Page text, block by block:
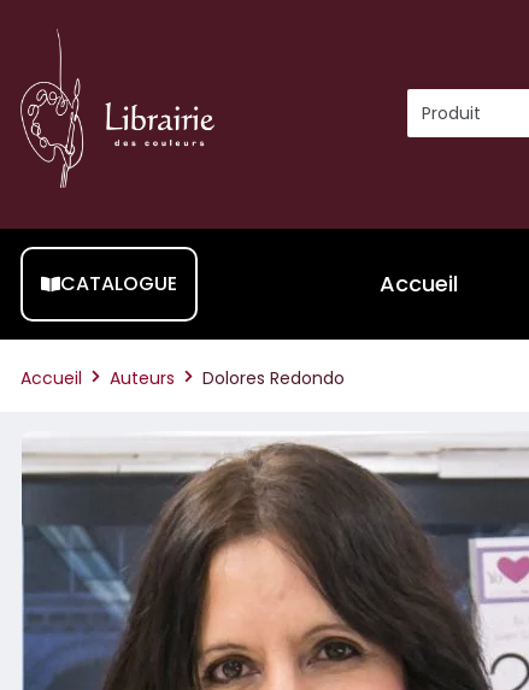
CATALOGUE Accueil
Accueil Auteurs Dolores Redondo